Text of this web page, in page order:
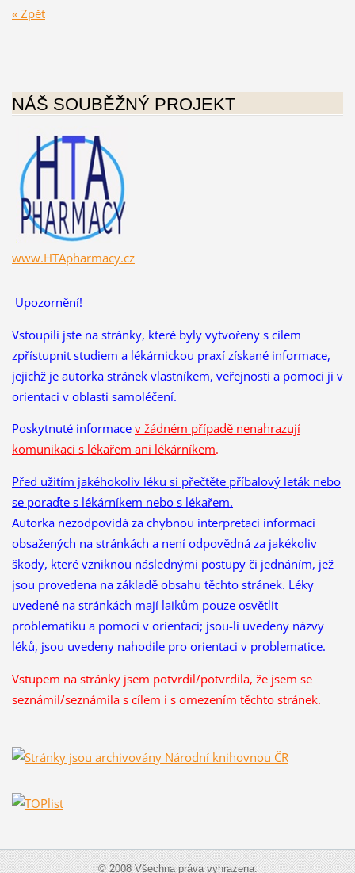
« Zpět
NÁŠ SOUBĚŽNÝ PROJEKT
www.HTApharmacy.cz
Upozornění!
Vstoupili jste na stránky, které byly vytvořeny s cílem
zpřístupnit studiem a lékárnickou praxí získané informace,
jejichž je autorka stránek vlastníkem, veřejnosti a pomoci ji v
orientaci v oblasti samoléčení.
Poskytnuté informace v žádném případě nenahrazují
komunikaci s lékařem ani lékárníkem.
Před užitím jakéhokoliv léku si přečtěte příbalový leták nebo
se poraďte s lékárníkem nebo s lékařem.
Autorka nezodpovídá za chybnou interpretaci informací
obsažených na stránkách a není odpovědná za jakékoliv
škody, které vzniknou následnými postupy či jednáním, jež
jsou provedena na základě obsahu těchto stránek. Léky
uvedené na stránkách mají laikům pouze osvětlit
problematiku a pomoci v orientaci; jsou-li uvedeny názvy
léků, jsou uvedeny nahodile pro orientaci v problematice.
Vstupem na stránky jsem potvrdil/potvrdila, že jsem se
seznámil/seznámila s cílem i s omezením těchto stránek.
© 2008 Všechna práva vyhrazena.